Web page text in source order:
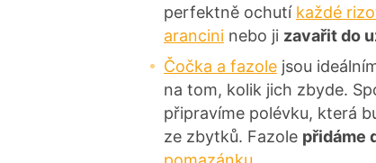
perfektně ochutí každé
arancini nebo ji zavařit do
Čočka a fazole jsou
na tom, kolik jich zbyde.
připravíme polévku, která
ze zbytků. Fazole přidáme